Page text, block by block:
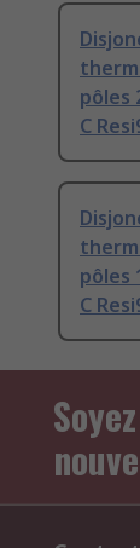
pôles
C
pôles
C